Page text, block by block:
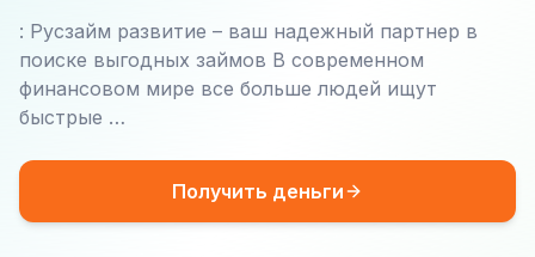
: Русзайм развитие – ваш надежный партнер в
поиске выгодных займов В современном
финансовом мире все больше людей ищут
быстрые …
Получить деньги